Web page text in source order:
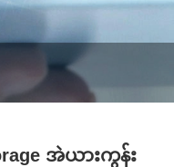
အဲယားကွန်း